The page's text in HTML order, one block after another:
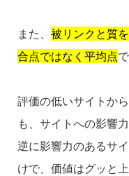
また、 被リンクと質
合点ではなく平均点
評価の低いサイトか
も、サイトへの影響
逆に影響力のあるサ
けで、価値はグッと上